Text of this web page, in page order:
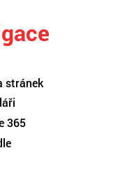
stránek
365